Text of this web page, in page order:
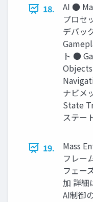
18.
AI ●
プロセ
デバッ
ト ●
ナビメ
State
ステー
19.
Mass
フレー
フェー
加 詳細
AI制御